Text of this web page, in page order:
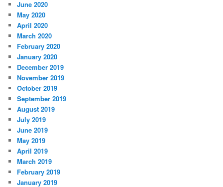
June 2020
May 2020
April 2020
March 2020
February 2020
January 2020
December 2019
November 2019
October 2019
September 2019
August 2019
July 2019
June 2019
May 2019
April 2019
March 2019
February 2019
January 2019